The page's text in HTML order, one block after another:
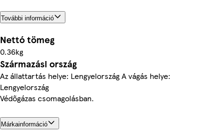
További információ
Nettó tömeg
0.36kg
Származási ország
Az állattartás helye: Lengyelország A vágás helye:
Lengyelország
Védőgázas csomagolásban.
Márkainformáció